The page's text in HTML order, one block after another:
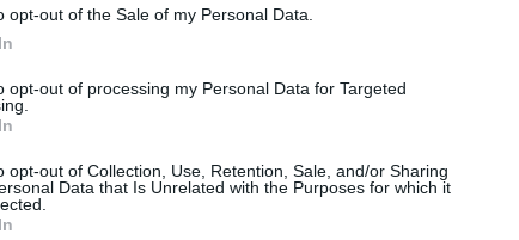
opt-out of the Sale of my Personal Data.
opt-out of processing my Personal Data for Targeted
opt-out of Collection, Use, Retention, Sale, and/or Sharing
Data that Is Unrelated with the Purposes for which it
Ayuso señaló por la compra del ático: "Lo que no se dice es
residencia oficial para la presidenta"